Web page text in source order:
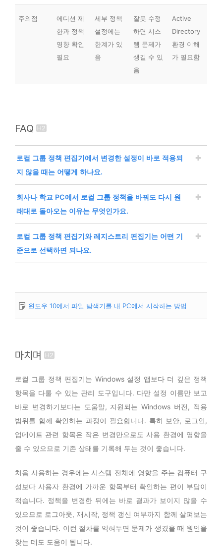
주의점
에디션 제
한과 정책
영향 확인
필요
세부 정책
설정에는
한계가 있
음
잘못 수정
하면 시스
템 문제가
생길 수 있
음
Active
Directory
환경 이해
가 필요함
FAQ
로컬 그룹 정책 편집기에서 변경한 설정이 바로 적용되
지 않을 때는 어떻게 하나요.
로컬 그룹 정책 편집기에서 설정을 바꿨더라도 모든 정
책이 즉시 반영되는 것은 아닙니다. 정책 종류에 따라
다.
사용자 환경과 관련된 정책은 로그아웃 후 다시 로그
인해야 반영되는 경우가 있습니다.
해야 정상적으로 적용될 수 있습니다.
재시작 없이 확인해야 하는 경우에는 관리자 권한의
그래도 반영되지 않는다면 해당 정책의 도움말 영역
확인하는 것이 좋습니다.
회사나 학교 PC에서 로컬 그룹 정책을 바꿔도 다시 원
래대로 돌아오는 이유는 무엇인가요.
회사나 학교에서 관리하는 Windows 장치는 로컬 그룹
정책보다 상위 관리 정책이 우선 적용될 수 있습니다.
도메인에 가입된 장치에서는 관리자가 배포한 정책
조직 정책이 다시 적용될 수 있습니다.
업무용 장치라면 임의로 우회하기보다 조직의 IT 담
당자에게 적용 가능한 정책 범위를 확인하는 것이 안
전합니다.
로컬 그룹 정책 편집기와 레지스트리 편집기는 어떤 기
준으로 선택하면 되나요.
확인할 수 있어 레지스트리를 직접 수정하는 방식보다
집기에서 구성되지 않음, 사용, 사용 안 함 상태를 기
레지스트리 편집기는 더 세부적인 값을 직접 수정할
수 있지만, 잘못된 값을 입력하면 Windows 동작에
문제가 생길 수 있습니다.
인터넷에서 제공되는 레지스트리 수정값은 Window
s 버전과 빌드에 따라 결과가 달라질 수 있으므로 공
식 문서나 신뢰할 수 있는 자료를 함께 확인해야 합
니다.
정책 편집기에서 제공하지 않는 설정을 다뤄야 할 때
만 레지스트리 편집기를 신중하게 사용하는 것이 좋
습니다.
윈도우 10에서 파일 탐색기를 내 PC에서 시작하는 방법
마치며
로컬 그룹 정책 편집기는 Windows 설정 앱보다 더 깊은 정책
항목을 다룰 수 있는 관리 도구입니다. 다만 설정 이름만 보고
바로 변경하기보다는 도움말, 지원되는 Windows 버전, 적용
범위를 함께 확인하는 과정이 필요합니다. 특히 보안, 로그인,
업데이트 관련 항목은 작은 변경만으로도 사용 환경에 영향을
줄 수 있으므로 기존 상태를 기록해 두는 것이 좋습니다.
처음 사용하는 경우에는 시스템 전체에 영향을 주는 컴퓨터 구
성보다 사용자 환경에 가까운 항목부터 확인하는 편이 부담이
적습니다. 정책을 변경한 뒤에는 바로 결과가 보이지 않을 수
있으므로 로그아웃, 재시작, 정책 갱신 여부까지 함께 살펴보는
것이 좋습니다. 이런 절차를 익혀두면 문제가 생겼을 때 원인을
찾는 데도 도움이 됩니다.